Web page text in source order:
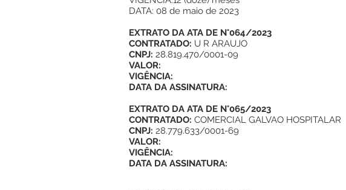
DATA: 08 de maio de 2023
EXTRATO DA ATA DE N°064/2023
CONTRATADO: U R ARAUJO
CNPJ: 28.819.470/0001-09
VALOR:
VIGÊNCIA:
DATA DA ASSINATURA:
EXTRATO DA ATA DE N°065/2023
CONTRATADO: COMERCIAL GALVAO HOSPITALAR
CNPJ: 28.779.633/0001-69
VALOR:
VIGÊNCIA:
DATA DA ASSINATURA: